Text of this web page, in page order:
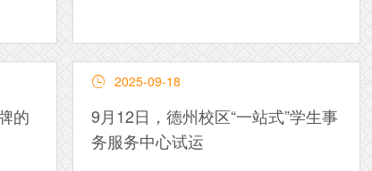
的
 2025-09-18
9月12日，德州校区“一站式”学生事
务服务中心试运